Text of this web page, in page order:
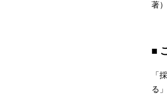
著
■
「
る